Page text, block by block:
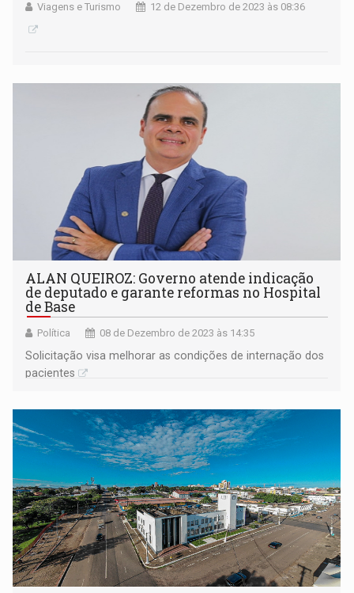
Viagens e Turismo 12 de Dezembro de 2023 às 08:36
ALAN QUEIROZ: Governo atende indicação
de deputado e garante reformas no Hospital
de Base
Política 08 de Dezembro de 2023 às 14:35
Solicitação visa melhorar as condições de internação dos
pacientes